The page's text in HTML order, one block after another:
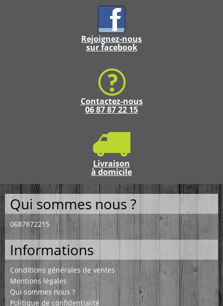
Rejoignez-nous
sur facebook
Contactez-nous
06 87 87 22 15
Livraison
à domicile
Qui sommes nous ?
0687872215
Informations
Conditions générales de ventes
Mentions légales
Qui sommes nous ?
Politique de confidentialité